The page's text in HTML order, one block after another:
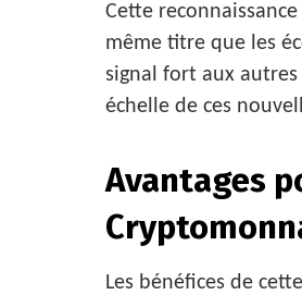
Cette
même titre que les
signal fort aux
échelle de ces
Avantages
Les bénéfices de